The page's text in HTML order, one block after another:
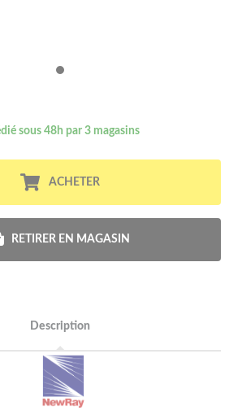
sous 48h par 3 magasins
ACHETER
RETIRER EN MAGASIN
Description